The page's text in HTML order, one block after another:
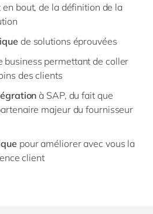
bout, de la définition de la
de solutions éprouvées
business permettant de coller
des clients
à SAP, du fait que
majeur du fournisseur
pour améliorer avec vous la
client